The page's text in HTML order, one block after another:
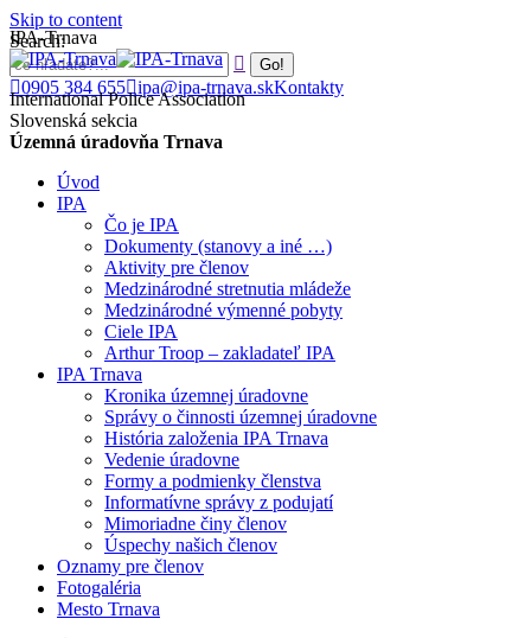
Skip to content
Search:
0905 384 655 ipa@ipa-trnava.skKontakty
IPA-Trnava
International Police Association
Slovenská sekcia
Územná úradovňa Trnava
Úvod
IPA
Čo je IPA
Dokumenty (stanovy a iné …)
Aktivity pre členov
Medzinárodné stretnutia mládeže
Medzinárodné výmenné pobyty
Ciele IPA
Arthur Troop – zakladateľ IPA
IPA Trnava
Kronika územnej úradovne
Správy o činnosti územnej úradovne
História založenia IPA Trnava
Vedenie úradovne
Formy a podmienky členstva
Informatívne správy z podujatí
Mimoriadne činy členov
Úspechy našich členov
Oznamy pre členov
Fotogaléria
Mesto Trnava